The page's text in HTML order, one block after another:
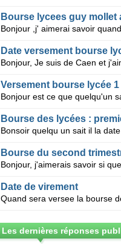
Bourse lycees guy mollet
Date versement bourse
Versement bourse lycée
Bourse des lycées :
Bourse du second
Date de virement
Quand sera versee la bourse
Les dernières réponses